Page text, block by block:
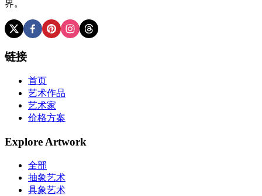
界。
链接
首页
艺术作品
艺术家
价格方案
Explore Artwork
全部
抽象艺术
具象艺术